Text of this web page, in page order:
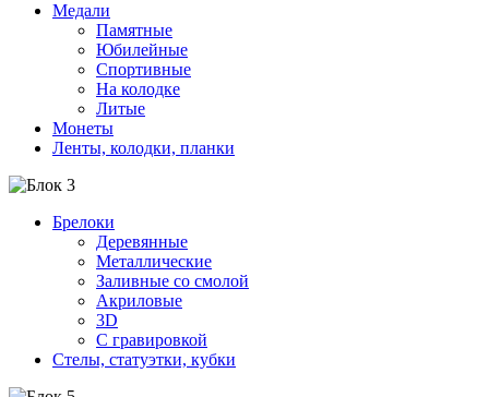
Медали
Памятные
Юбилейные
Спортивные
На колодке
Литые
Монеты
Ленты, колодки, планки
Брелоки
Деревянные
Металлические
Заливные со смолой
Акриловые
3D
C гравировкой
Стелы, статуэтки, кубки